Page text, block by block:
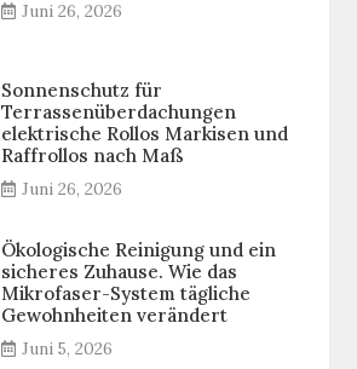
Juni 26, 2026
Sonnenschutz für
Terrassenüberdachungen
elektrische Rollos Markisen und
Raffrollos nach Maß
Juni 26, 2026
Ökologische Reinigung und ein
sicheres Zuhause. Wie das
Mikrofaser-System tägliche
Gewohnheiten verändert
Juni 5, 2026